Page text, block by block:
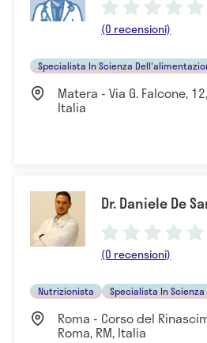
(0 recensioni)
Specialista In Scienza
Matera - Via G. Falcone,
Italia
Dr. Daniele De
(0 recensioni)
Nutrizionista Specialista In
Roma - Corso del
Roma, RM, Italia